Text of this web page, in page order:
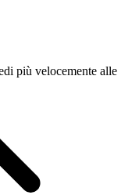
più velocemente alle